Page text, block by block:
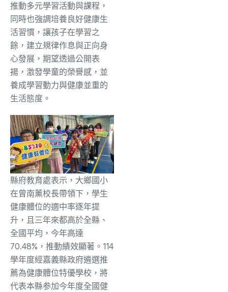
推動多元學習活動與課程，
同時也強調培養良好健康生
活習慣，讓孩子在學習之
餘，建立規律作息與正向身
心發展，期望透過公開表
揚，激發學童的榮譽感，並
養成學習動力與健康並重的
生活態度。
縣府教育處表示，大鄉國小
在曾南薰校長帶領下，學生
健康體位的適中率逐年提
升，且三年來都高於全縣、
全國平均，今年高達
70.48%，推動績效顯著。114
學年度經嘉義縣政府遴選推
薦為健康體位特優學校，將
代表本縣参加今年度全國健